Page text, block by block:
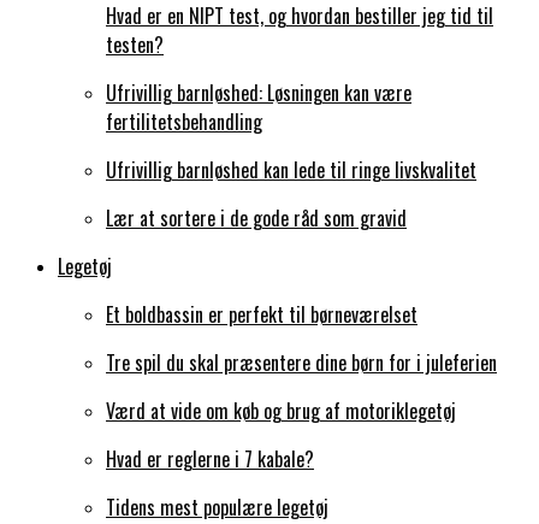
Hvad er en NIPT test, og hvordan bestiller jeg tid til
testen?
Ufrivillig barnløshed: Løsningen kan være
fertilitetsbehandling
Ufrivillig barnløshed kan lede til ringe livskvalitet
Lær at sortere i de gode råd som gravid
Legetøj
Et boldbassin er perfekt til børneværelset
Tre spil du skal præsentere dine børn for i juleferien
Værd at vide om køb og brug af motoriklegetøj
Hvad er reglerne i 7 kabale?
Tidens mest populære legetøj